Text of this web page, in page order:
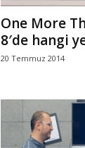
One More
8′de hangi
20 Temmuz 2014